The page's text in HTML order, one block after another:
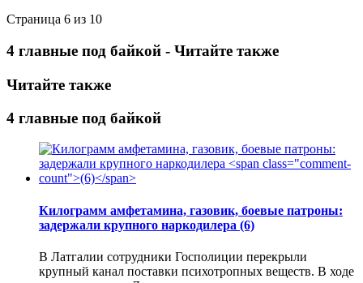
Страница 6 из 10
4 главные под байкой - Читайте также
Читайте также
4 главные под байкой
Килограмм амфетамина, газовик, боевые патроны:
задержали крупного наркодилера (6)
В Латгалии сотрудники Госполиции перекрыли
крупный канал поставки психотропных веществ. В ходе